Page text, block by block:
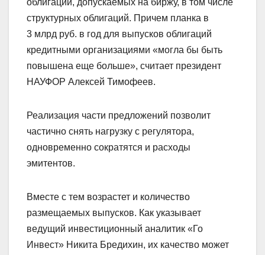
облигаций, допускаемых на биржу, в том числе
структурных облигаций. Причем планка в
3 млрд руб. в год для выпусков облигаций
кредитными организациями «могла бы быть
повышена еще больше», считает президент
НАУФОР Алексей Тимофеев.
Реализация части предложений позволит
частично снять нагрузку с регулятора,
одновременно сократятся и расходы
эмитентов.
Вместе с тем возрастет и количество
размещаемых выпусков. Как указывает
ведущий инвестиционный аналитик «Го
Инвест» Никита Бредихин, их качество может